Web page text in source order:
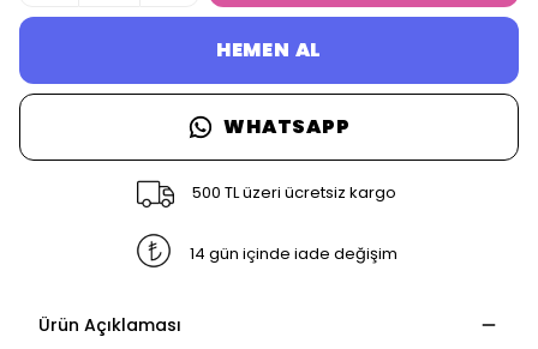
HEMEN AL
WHATSAPP
500 TL üzeri ücretsiz kargo
14 gün içinde iade değişim
Ürün Açıklaması